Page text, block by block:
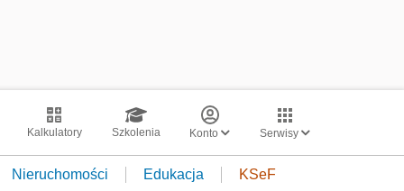
Kalkulatory Szkolenia Konto Serwisy
Nieruchomości Edukacja KSeF